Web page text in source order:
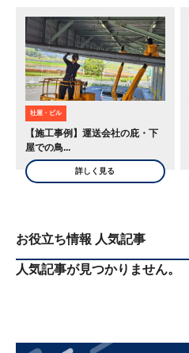
社屋・ビル
【施工事例】運送会社の庇・下
屋での鳥...
詳しく見る
お役立ち情報 人気記事
人気記事が見つかりません。